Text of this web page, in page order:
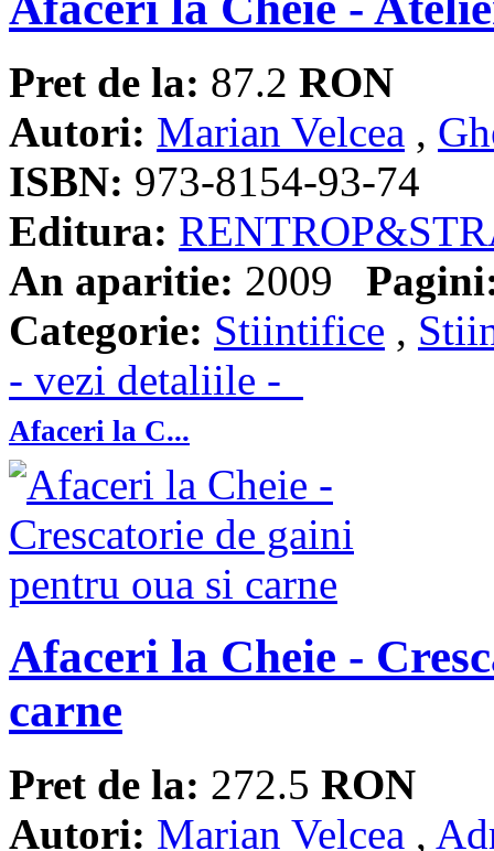
Pret de la: 87.2 RON
Autori: Marian Velcea ,
ISBN: 973-8154-93-74
Editura:
An aparitie: 2009
Categorie: Stiintifice ,
- vezi detaliile -
Afaceri la C...
Afaceri la Cheie -
carne
Pret de la: 272.5 RON
Autori: Marian Velcea ,